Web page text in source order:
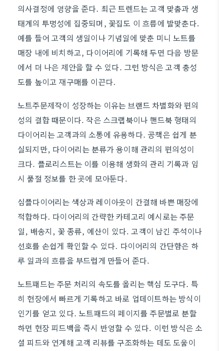
의사결정에 영향을 준다. 최근 트렌드는 고객 맞춤과 생
태계의 투명성에 집중되며, 꽃집도 이 흐름에 발맞춘다.
예를 들어 고객의 생일이나 기념일에 맞춘 미니 노트를
매장 내에 비치하고, 다이어리에 기록해 두면 다음 방문
에서 더 나은 제안을 할 수 있다. 그런 방식은 고객 충성
도를 높이고 재구매를 이끈다.
노트주문제작이 성장하는 이유는 브랜드 차별화와 편의
성의 결합 때문이다. 작은 스크랩북이나 핸드북 형태의
다이어리는 고객과의 소통에 유용하다. 공책은 쉽게 분
실되지만, 다이어리는 분류가 용이해 관리의 편의성이
크다. 플로리스트는 이를 이용해 생화의 관리 기록과 임
시 품절 정보를 한 곳에 모아둔다.
심플다이어리는 색상과 레이아웃이 간결해 바쁜 매장에
적합하다. 다이어리의 간략한 카테고리 예시로는 주문
일, 배송지, 꽃 종류, 예산이 있다. 고객이 남긴 주석이나
선호를 손쉽게 확인할 수 있다. 다이어리의 간단함은 하
루 일과의 흐름을 부드럽게 만들어 준다.
노트패드는 주문 처리의 속도를 올리는 핵심 도구다. 특
히 현장에서 빠르게 기록하고 바로 업데이트하는 방식이
인기를 얻고 있다. 노트패드의 페이지를 주문별로 분할
하면 현장 피드백을 즉시 반영할 수 있다. 이런 방식은 소
셜 피드와 연계해 고객 리뷰를 구조화하는 데도 도움이